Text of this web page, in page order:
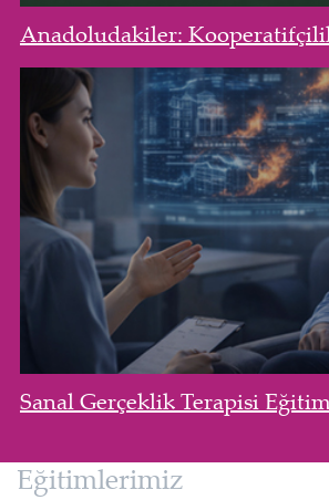
Anadoludakiler:
Sanal Gerçeklik Terapisi
Eğitimlerimiz